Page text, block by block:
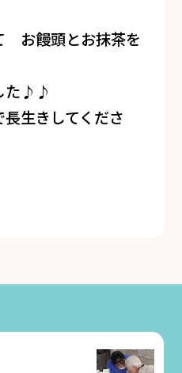
お饅頭とお抹茶を
た♪♪
生きしてくださ